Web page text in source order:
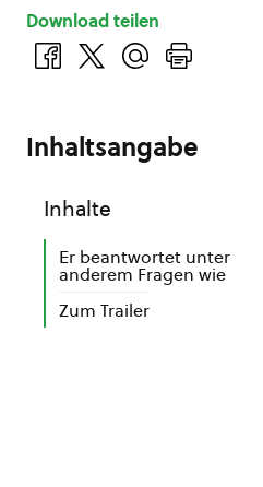
Download teilen
Inhaltsangabe
Inhalte
Er beantwortet unter
anderem Fragen wie
Zum Trailer